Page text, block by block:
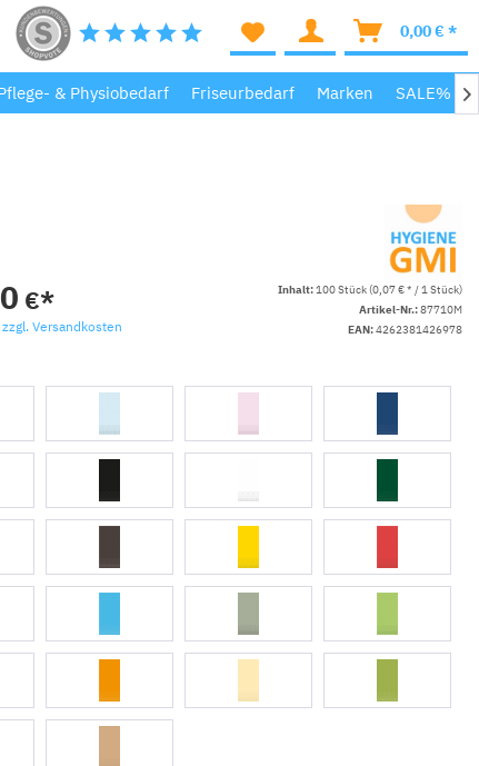
0,00 € *
& Physiobedarf Friseurbedarf Marken SALE% 
€*
zzgl. Versandkosten
Inhalt:100 Stück (0,07 € * / 1 Stück)
Artikel-Nr.:87710M
EAN:4262381426978